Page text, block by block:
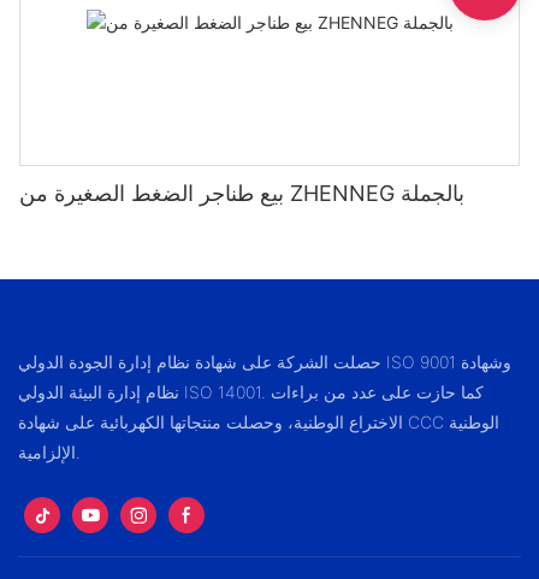
بيع طناجر الضغط الصغيرة من ZHENNEG بالجملة
حصلت الشركة على شهادة نظام إدارة الجودة الدولي ISO 9001 وشهادة
نظام إدارة البيئة الدولي ISO 14001. كما حازت على عدد من براءات
الاختراع الوطنية، وحصلت منتجاتها الكهربائية على شهادة CCC الوطنية